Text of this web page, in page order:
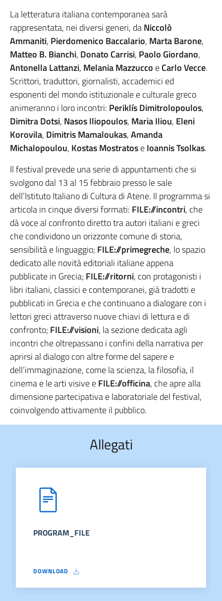
La letteratura italiana contemporanea sarà
rappresentata, nei diversi generi, daNiccolò
Ammaniti, Pierdomenico Baccalario, Marta Barone,
Matteo B. Bianchi, Donato Carrisi, Paolo Giordano,
Antonella Lattanzi, Melania Mazzucco eCarlo Vecce.
Scrittori, traduttori, giornalisti, accademici ed
esponenti del mondo istituzionale e culturale greco
animeranno i loro incontri: Periklís Dimitrolopoulos,
Dimitra Dotsi, Nasos Iliopoulos, Maria Iliou, Eleni
Korovila, Dimitris Mamaloukas,Amanda
Michalopoulou, Kostas MostratoseIoannis Tsolkas.
Il festival prevede una serie di appuntamenti che si
svolgono dal 13 al 15 febbraio presso le sale
dell’Istituto Italiano di Cultura di Atene. Il programma si
articola in cinque diversi formati: FILE://incontri, che
dà voce al confronto diretto tra autori italiani e greci
che condividono un orizzonte comune di storia,
sensibilità e linguaggio; FILE://primegreche, lo spazio
dedicato alle novità editoriali italiane appena
pubblicate in Grecia; FILE://ritorni, con protagonisti i
libri italiani, classici e contemporanei, già tradotti e
pubblicati in Grecia e che continuano a dialogare con i
lettori greci attraverso nuove chiavi di lettura e di
confronto; FILE://visioni, la sezione dedicata agli
incontri che oltrepassano i confini della narrativa per
aprirsi al dialogo con altre forme del sapere e
dell’immaginazione, come la scienza, la filosofia, il
cinema e le arti visive eFILE://officina, che apre alla
dimensione partecipativa e laboratoriale del festival,
coinvolgendo attivamente il pubblico.
Allegati
PROGRAM_FILE
DOWNLOAD
PROGRAM_FILE